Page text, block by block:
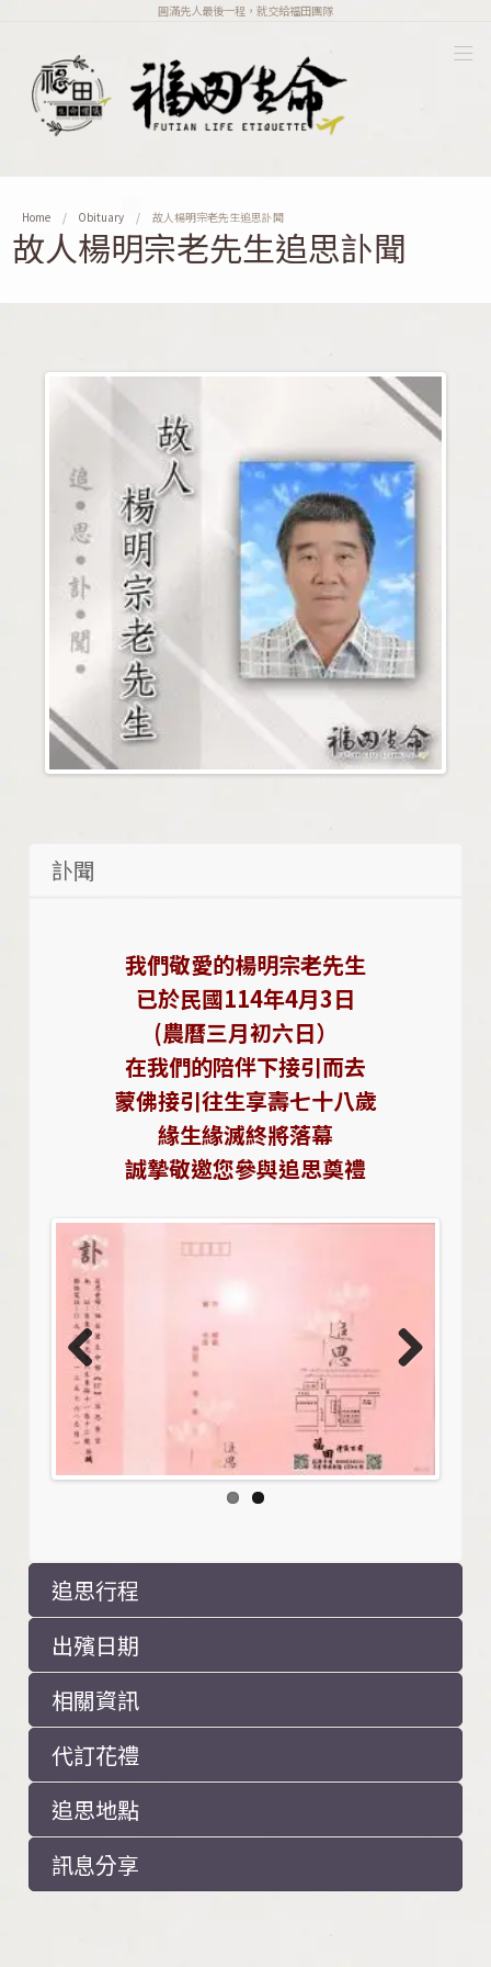
圓滿先人最後一程，就交給福田團隊
Home Obituary 故人楊明宗老先生追思訃聞
故人楊明宗老先生追思訃聞
訃聞
我們敬愛的楊明宗老先生
已於民國114年4月3日
(農曆三月初六日）
在我們的陪伴下接引而去
蒙佛接引往生享壽七十八歲
緣生緣滅終將落幕
誠摯敬邀您參與追思奠禮
Previo
us
追思行程
出殯日期
相關資訊
代訂花禮
追思地點
訊息分享